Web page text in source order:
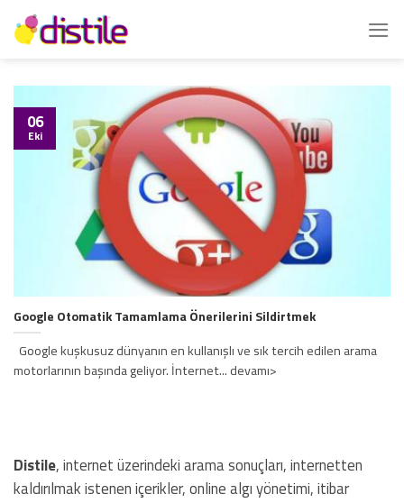
İçeriğe
atla
Google Otomatik Tamamlama Önerilerini Sildirtmek
Google kuşkusuz dünyanın en kullanışlı ve sık tercih edilen arama
motorlarının başında geliyor. İnternet... devamı>
06
Eki
Distile, internet üzerindeki arama sonuçları, internetten
kaldırılmak istenen içerikler, online algı yönetimi, itibar